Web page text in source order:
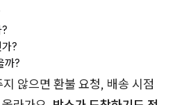
?
까?
않으면 환불 요청, 배송 시점